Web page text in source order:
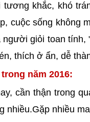
khắc, khó
cuộc sống không
giỏi toan
thích ở ẩn, dễ
năm 2016:
cần thận trong
nhiều.Gặp nhiều